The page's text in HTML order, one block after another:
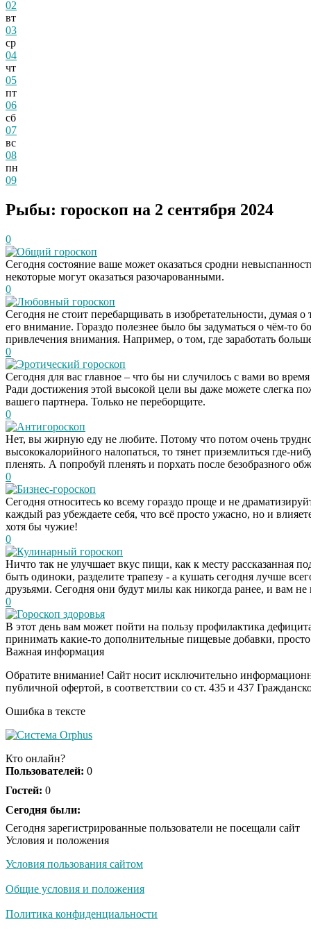
02
вт
03
ср
04
чт
05
пт
06
сб
07
вс
08
пн
09
Рыбы: гороскоп на 2 сентября 2024
0
Общий гороскоп
Сегодня состояние ваше может оказаться сродни
некоторые могут оказаться разочарованными.
0
Любовный гороскоп
Сегодня не стоит перебарщивать в изобретательности, думая
его внимание. Гораздо полезнее было бы задуматься о чём-то
привлечения внимания. Например, о том, где заработать
0
Эротический гороскоп
Сегодня для вас главное – что бы ни случилось с вами во
Ради достижения этой высокой цели вы даже можете слегка
вашего партнера. Только не переборщите.
0
Антигороскоп
Нет, вы жирную еду не любите. Потому что потом очень трудно
высококалорийного налопаться, то тянет приземлиться где-
пленять. А попробуй пленять и порхать после безобразного
0
Бизнес-гороскоп
Сегодня относитесь ко всему гораздо проще и не
каждый раз убеждаете себя, что всё просто ужасно, но и
хотя бы чужие!
0
Кулинарный гороскоп
Ничто так не улучшает вкус пищи, как к месту рассказанная
быть одиноки, разделите трапезу - а кушать сегодня лучше
друзьями. Сегодня они будут милы как никогда ранее, и вам
0
Гороскоп здоровья
В этот день вам может пойти на пользу профилактика
принимать какие-то дополнительные пищевые добавки,
Важная информация
Обратите внимание! Сайт носит исключительно
публичной офертой, в соответствии со ст. 435 и 437
Ошибка в тексте
Кто онлайн?
Пользователей: 0
Гостей: 0
Сегодня были:
Сегодня зарегистрированные пользователи не посещали сайт
Условия и положения
Условия пользования сайтом
Общие условия и положения
Политика конфиденциальности